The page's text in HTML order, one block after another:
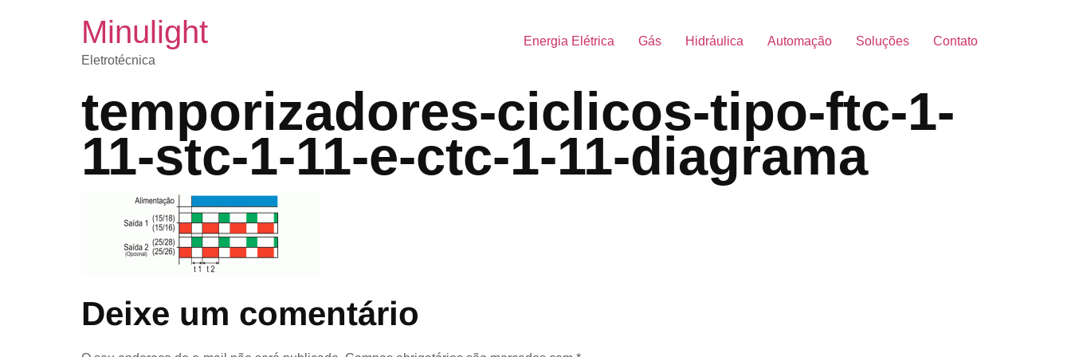
Minulight
Eletrotécnica
Energia Elétrica Gás Hidráulica Automação Soluções Contato
temporizadores-ciclicos-tipo-ftc-1-
11-stc-1-11-e-ctc-1-11-diagrama
Deixe um comentário